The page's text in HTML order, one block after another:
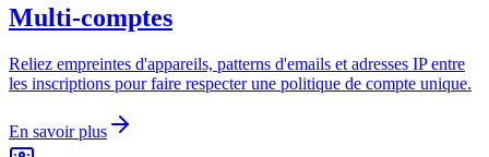
Multi-comptes
Reliez empreintes d'appareils, patterns d'emails et adresses IP entre
les inscriptions pour faire respecter une politique de compte unique.
En savoir plus